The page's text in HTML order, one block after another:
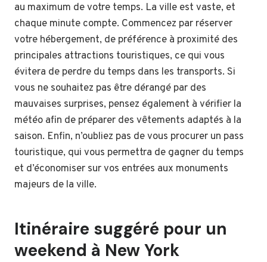
au maximum de votre temps. La ville est vaste, et
chaque minute compte. Commencez par réserver
votre hébergement, de préférence à proximité des
principales attractions touristiques, ce qui vous
évitera de perdre du temps dans les transports. Si
vous ne souhaitez pas être dérangé par des
mauvaises surprises, pensez également à vérifier la
météo afin de préparer des vêtements adaptés à la
saison. Enfin, n’oubliez pas de vous procurer un pass
touristique, qui vous permettra de gagner du temps
et d’économiser sur vos entrées aux monuments
majeurs de la ville.
Itinéraire suggéré pour un
weekend à New York